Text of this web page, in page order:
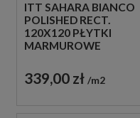
ITT SAHARA BIANCO
POLISHED RECT.
120X120 PŁYTKI
MARMUROWE
339,00 zł m2